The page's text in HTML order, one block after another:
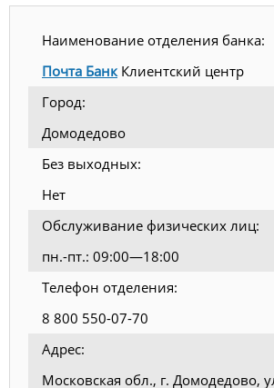
Наименование отделения банка:
Почта БанкКлиентский центр
Город:
Домодедово
Без выходных:
Нет
Обслуживание физических лиц:
пн.-пт.: 09:00—18:00
Телефон отделения:
8 800 550-07-70
Адрес:
Московская обл., г. Домодедово,